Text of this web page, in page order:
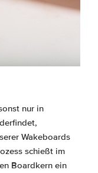
nur in
Wakeboards
schießt im
Boardkern ein